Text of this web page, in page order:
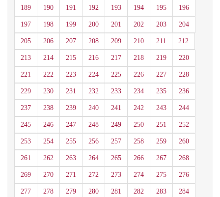
189 190 191 192 193 194 195 196
197 198 199 200 201 202 203 204
205 206 207 208 209 210 211 212
213 214 215 216 217 218 219 220
221 222 223 224 225 226 227 228
229 230 231 232 233 234 235 236
237 238 239 240 241 242 243 244
245 246 247 248 249 250 251 252
253 254 255 256 257 258 259 260
261 262 263 264 265 266 267 268
269 270 271 272 273 274 275 276
277 278 279 280 281 282 283 284